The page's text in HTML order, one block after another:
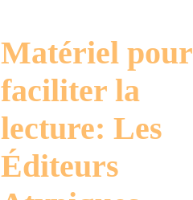
Matériel pour
faciliter la
lecture: Les
Éditeurs